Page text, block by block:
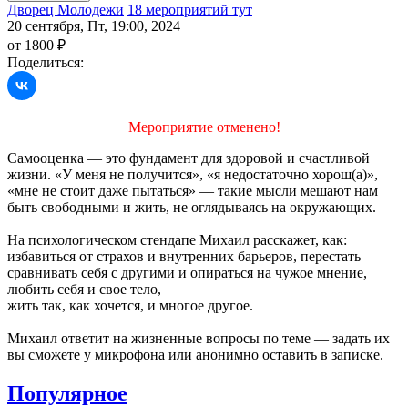
Дворец Молодежи 18 мероприятий тут
20 сентября, Пт, 19:00, 2024
от 1800 ₽
Поделиться:
Мероприятие отменено!
Самооценка — это фундамент для здоровой и счастливой
жизни. «У меня не получится», «я недостаточно хорош(а)»,
«мне не стоит даже пытаться» — такие мысли мешают нам
быть свободными и жить, не оглядываясь на окружающих.
На психологическом стендапе Михаил расскажет, как:
избавиться от страхов и внутренних барьеров, перестать
сравнивать себя с другими и опираться на чужое мнение,
любить себя и свое тело,
жить так, как хочется, и многое другое.
Михаил ответит на жизненные вопросы по теме — задать их
вы сможете у микрофона или анонимно оставить в записке.
Популярное